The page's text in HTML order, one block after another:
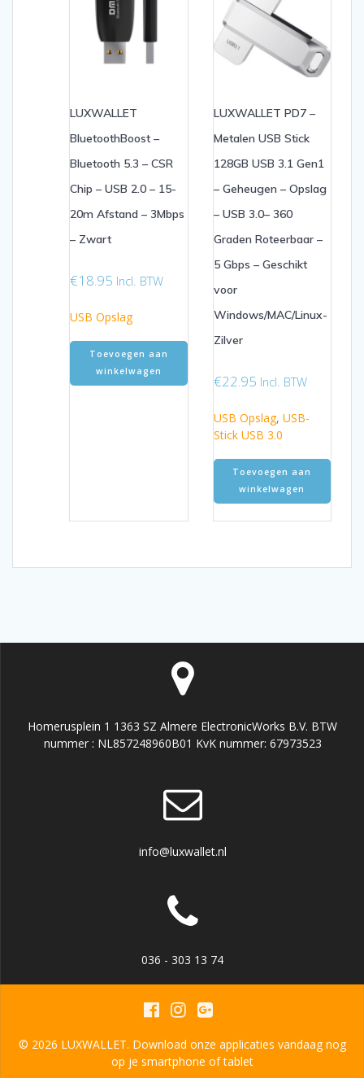
LUXWALLET
BluetoothBoost –
Bluetooth 5.3 – CSR
Chip – USB 2.0 – 15-
20m Afstand – 3Mbps
– Zwart
€18.95 Incl. BTW
USB Opslag
Toevoegen aan
winkelwagen
LUXWALLET PD7 –
Metalen USB Stick
128GB USB 3.1 Gen1
– Geheugen – Opslag
– USB 3.0– 360
Graden Roteerbaar –
5 Gbps – Geschikt
voor
Windows/MAC/Linux-
Zilver
€22.95 Incl. BTW
USB Opslag, USB-
Stick USB 3.0
Toevoegen aan
winkelwagen
Homerusplein 1 1363 SZ Almere ElectronicWorks B.V. BTW
nummer : NL857248960B01 KvK nummer: 67973523
info@luxwallet.nl
036 - 303 13 74
© 2026 LUXWALLET. Download onze applicaties vandaag nog
op je smartphone of tablet